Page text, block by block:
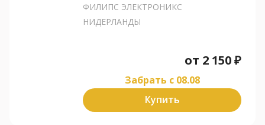
ФИЛИПС ЭЛЕКТРОНИКС
НИДЕРЛАНДЫ
от 2 150₽
Забрать c 08.08
Купить